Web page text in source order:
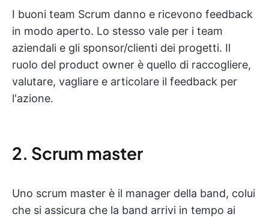
I buoni team Scrum danno e ricevono feedback
in modo aperto. Lo stesso vale per i team
aziendali e gli sponsor/clienti dei progetti. Il
ruolo del product owner è quello di raccogliere,
valutare, vagliare e articolare il feedback per
l'azione.
2. Scrum master
Uno scrum master è il manager della band, colui
che si assicura che la band arrivi in tempo ai